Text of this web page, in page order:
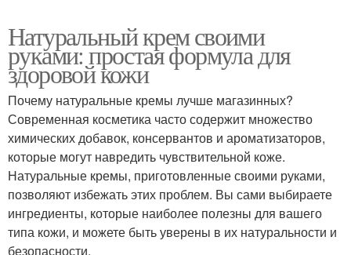
Натуральный крем своими
руками: простая формула для
здоровой кожи
Почему натуральные кремы лучше магазинных?
Современная косметика часто содержит множество
химических добавок, консервантов и ароматизаторов,
которые могут навредить чувствительной коже.
Натуральные кремы, приготовленные своими руками,
позволяют избежать этих проблем. Вы сами выбираете
ингредиенты, которые наиболее полезны для вашего
типа кожи, и можете быть уверены в их натуральности и
безопасности.